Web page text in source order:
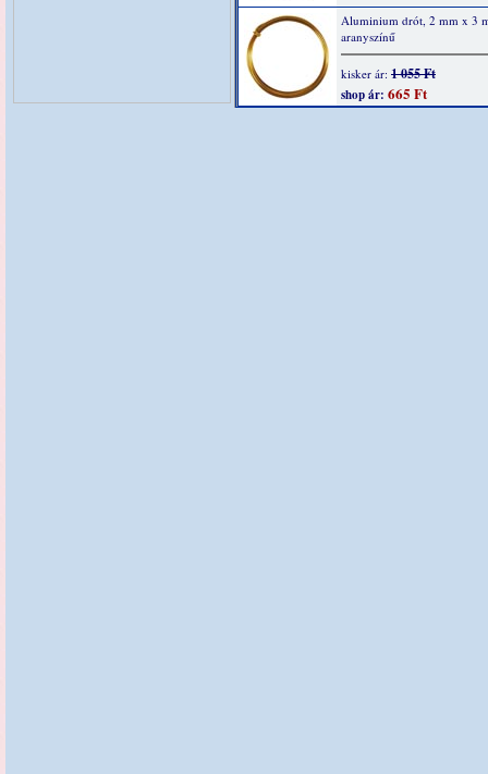
Aluminium drót, 2 mm x 3
aranyszínű
kisker ár: 1 055 Ft
shop ár: 665 Ft